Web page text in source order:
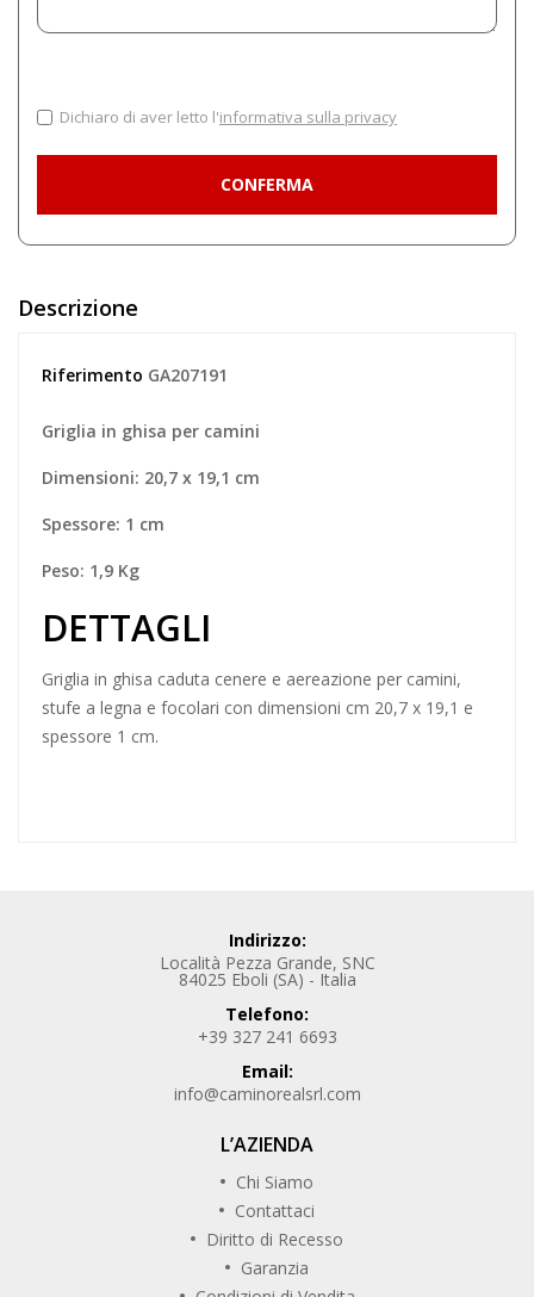
Dichiaro di aver letto l'informativa sulla privacy
Descrizione
Riferimento GA207191
Griglia in ghisa per camini
Dimensioni: 20,7 x 19,1 cm
Spessore: 1 cm
Peso: 1,9 Kg
DETTAGLI
Griglia in ghisa caduta cenere e aereazione per camini,
stufe a legna e focolari con dimensioni cm 20,7 x 19,1 e
spessore 1 cm.
Indirizzo:
Località Pezza Grande, SNC
84025 Eboli (SA) - Italia
Telefono:
+39 327 241 6693
Email:
info@caminorealsrl.com
L’AZIENDA
Chi Siamo
Contattaci
Diritto di Recesso
Garanzia